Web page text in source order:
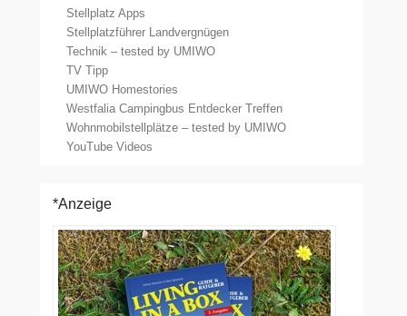
Stellplatz Apps
Stellplatzführer Landvergnügen
Technik – tested by UMIWO
TV Tipp
UMIWO Homestories
Westfalia Campingbus Entdecker Treffen
Wohnmobilstellplätze – tested by UMIWO
YouTube Videos
*Anzeige